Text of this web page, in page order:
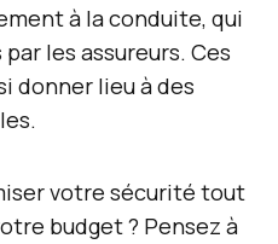
à la conduite, qui
les assureurs. Ces
donner lieu à des
votre sécurité tout
budget ? Pensez à